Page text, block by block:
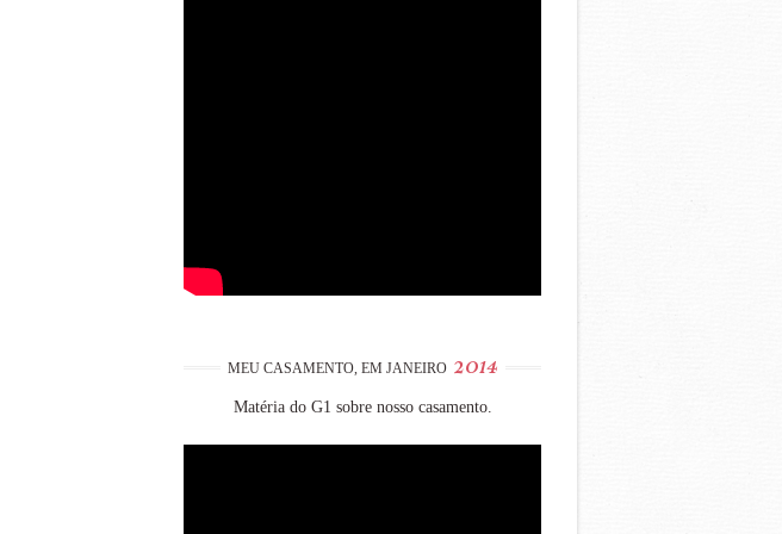
MEU CASAMENTO, EM JANEIRO 2014
Matéria do G1 sobre nosso casamento.